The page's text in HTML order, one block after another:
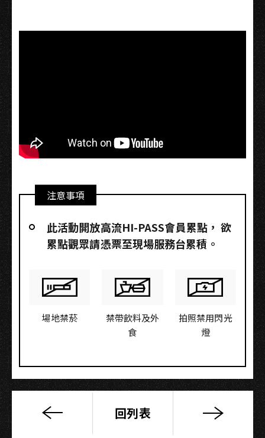
注意事項
此活動開放高流HI-PASS會員累點，​ 欲
累點觀眾請憑票至現場服務台累積。
場地禁菸
禁帶飲料及外
食
拍照禁用閃光
燈
超
回列表